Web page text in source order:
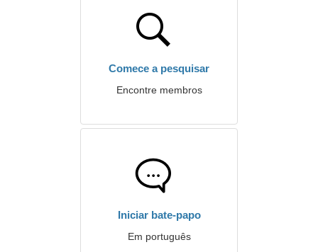
Comece a pesquisar
Encontre membros
Iniciar bate-papo
Em português